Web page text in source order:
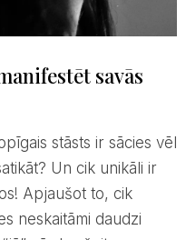
savās
Un cik unikāli ir
Apjaušot to, cik
neskaitāmi daudzi